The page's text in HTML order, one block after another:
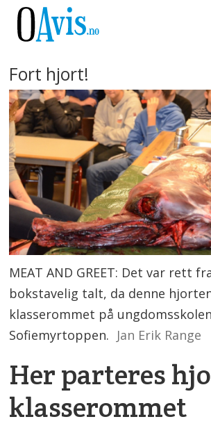
Fort hjort!
MEAT AND GREET: Det var rett
bokstavelig talt, da denne
klasserommet på
Sofiemyrtoppen. Jan Erik Range
Her parteres
klasserommet